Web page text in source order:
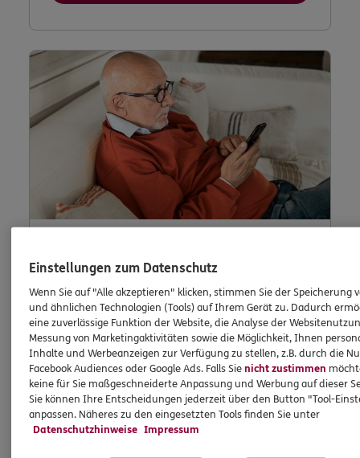
Lob und Beschwerden
Waren Sie zufrieden mit uns? Oder waren Sie
einmal nicht zufrieden? Dann können Sie uns
dies hier schildern.
Jetzt informieren
Einstellungen zum Datenschutz
Wenn Sie auf "Alle akzeptieren" klicken, stimmen Sie der Speicherung
und ähnlichen Technologien (Tools) auf Ihrem Gerät zu. Dadurch
eine zuverlässige Funktion der Website, die Analyse der
Messung von Marketingaktivitäten sowie die Möglichkeit, Ihnen
Inhalte und Werbeanzeigen zur Verfügung zu stellen, z.B. durch die
Facebook Audiences oder Google Ads. Falls Sienicht zustimmen
keine für Sie maßgeschneiderte Anpassung und Werbung auf dieser
Sie können Ihre Entscheidungen jederzeit über den Button "Tool-
anpassen. Näheres zu den eingesetzten Tools finden Sie unter
Datenschutzhinweise Impressum